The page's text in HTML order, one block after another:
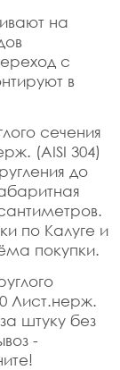
на
с
в
сечения
(AISI 304)
до
по Калуге и
покупки.
Лист.нерж.
штуку без
-